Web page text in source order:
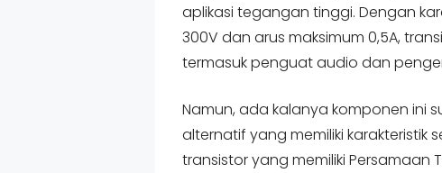
aplikasi tegangan tinggi. Dengan
300V dan arus maksimum 0,5A,
termasuk penguat audio dan
Namun, ada kalanya komponen ini
alternatif yang memiliki karakteristik
transistor yang memiliki Persamaan